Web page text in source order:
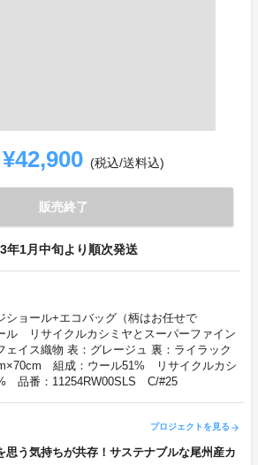
¥42,900 (税込/送料込)
販売終了
年1月中旬より順次発送
ショール+エコバッグ（柄はお任せで
リサイクルカシミヤとスーパーファイン
ェイス織物 表：グレージュ 裏：ライラック
組成：ウール51% リサイクルカシ
品番：11254RW00SLS C/#25
プロジェクトを見る arrow_forward
思う気持ちが共存！サステナブルな尾州産カ